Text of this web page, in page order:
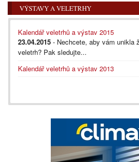
VÝSTAVY A VELETRHY
Kalendář veletrhů a výstav 2015
23.04.2015 - Nechcete, aby vám unikla
veletrh? Pak sledujte...
Kalendář veletrhů a výstav 2013